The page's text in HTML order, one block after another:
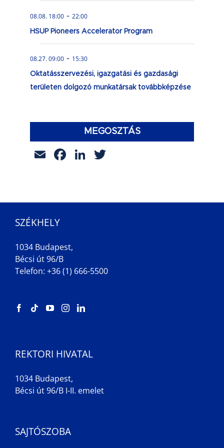
08.08. 18:00 - 22:00
HSUP Pioneers Accelerator Program
08.27. 09:00 - 15:30
Oktatásszervezési, igazgatási és gazdasági
területen dolgozó munkatársak továbbképzése
MEGOSZTÁS
EmailFacebook
LinkedIn
SZÉKHELY
1034 Budapest,
Bécsi út 96/B
Telefon: +36 (1) 666-5500
REKTORI HIVATAL
1034 Budapest,
Bécsi út 96/B I-II. emelet
SAJTÓSZOBA